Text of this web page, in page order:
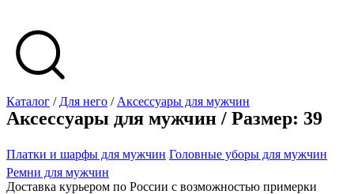
Каталог / Для него / Аксессуары для мужчин
Аксессуары для мужчин / Размер: 39
Платки и шарфы для мужчин Головные уборы для мужчин
Ремни для мужчин
Доставка курьером по России с возможностью примерки